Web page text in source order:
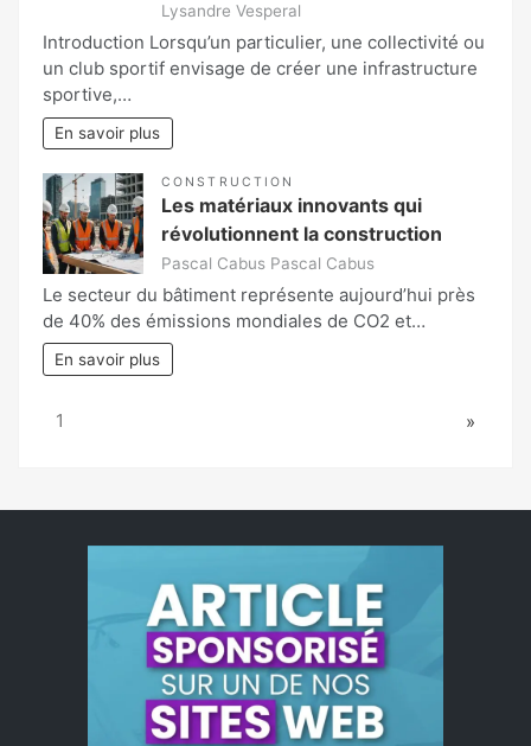
Lysandre Vesperal
Introduction Lorsqu’un particulier, une collectivité ou
un club sportif envisage de créer une infrastructure
sportive,…
En savoir plus
CONSTRUCTION
Les matériaux innovants qui
révolutionnent la construction
Pascal Cabus Pascal Cabus
Le secteur du bâtiment représente aujourd’hui près
de 40% des émissions mondiales de CO2 et…
En savoir plus
Page:
1 Next
»